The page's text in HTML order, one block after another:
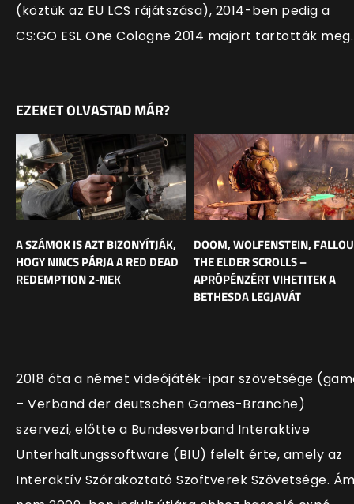
(köztük az EU LCS rájátszása), 2014-ben pedig a
CS:GO ESL One Cologne 2014 majort tartották meg.
EZEKET OLVASTAD MÁR?
A SZÁMOK IS AZT BIZONYÍTJÁK,
HOGY NINCS PÁRJA A RED DEAD
REDEMPTION 2-NEK
DOOM, WOLFENSTEIN,
THE ELDER SCROLLS –
APRÓPÉNZÉRT VIHETITEK A
BETHESDA LEGJAVÁT
2018 óta a német videójáték-ipar szövetsége
– Verband der deutschen Games-Branche)
szervezi, előtte a Bundesverband Interaktive
Unterhaltungssoftware (BIU) felelt érte, amely az
Interaktív Szórakoztató Szoftverek Szövetsége.